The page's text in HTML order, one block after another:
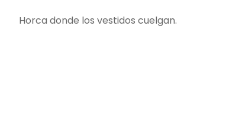
Horca donde los vestidos cuelgan.